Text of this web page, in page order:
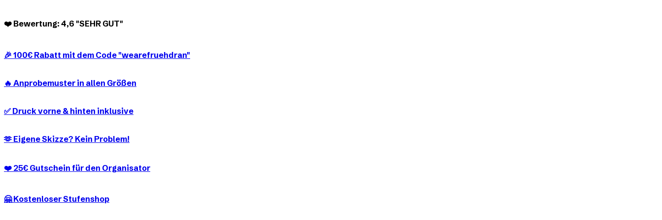
❤️ Bewertung: 4,6 "SEHR GUT"
🎉 100€ Rabatt mit dem Code "wearefruehdran"
🔥 Anprobemuster in allen Größen
✅ Druck vorne & hinten inklusive
🫶 Eigene Skizze? Kein Problem!
❤️ 25€ Gutschein für den Organisator
🤗 Kostenloser Stufenshop